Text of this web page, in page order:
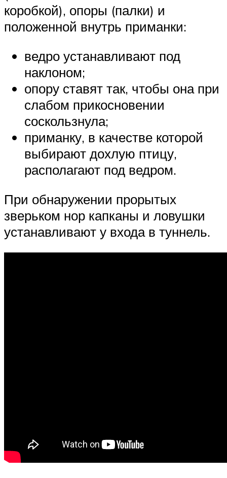
коробкой), опоры (палки) и
положенной внутрь приманки:
ведро устанавливают под
наклоном;
опору ставят так, чтобы она при
слабом прикосновении
соскользнула;
приманку, в качестве которой
выбирают дохлую птицу,
располагают под ведром.
При обнаружении прорытых
зверьком нор капканы и ловушки
устанавливают у входа в туннель.